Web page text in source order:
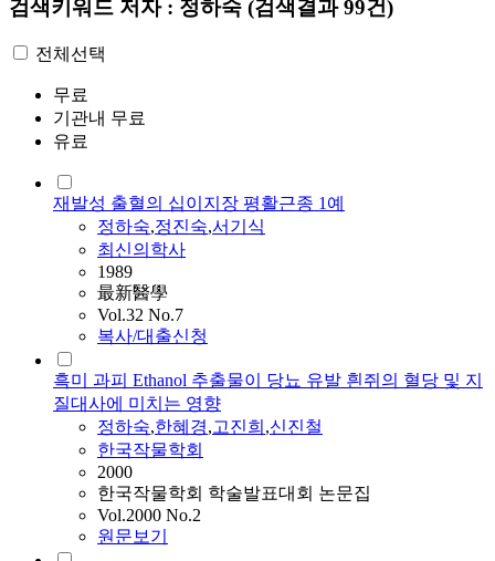
검색키워드 저자 : 정하숙 (검색결과 99건)
전체선택
무료
기관내 무료
유료
재발성 출혈의 십이지장 평활근종 1예
정하숙,정진숙,서기식
최신의학사
1989
最新醫學
Vol.32 No.7
복사/대출신청
흑미 과피 Ethanol 추출물이 당뇨 유발 흰쥐의 혈당 및 지
질대사에 미치는 영향
정하숙,한혜경,고진희 ,신진철
한국작물학회
2000
한국작물학회 학술발표대회 논문집
Vol.2000 No.2
원문보기